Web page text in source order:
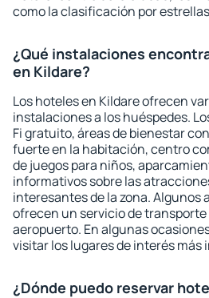
como la clasificación por
¿Qué instalaciones
en Kildare?
Los hoteles en Kildare ofrecen
instalaciones a los huéspedes.
Fi gratuito, áreas de bienestar
fuerte en la habitación, centro
de juegos para niños,
informativos sobre las
interesantes de la zona. Algunos
ofrecen un servicio de transporte
aeropuerto. En algunas
visitar los lugares de interés más
¿Dónde puedo reservar